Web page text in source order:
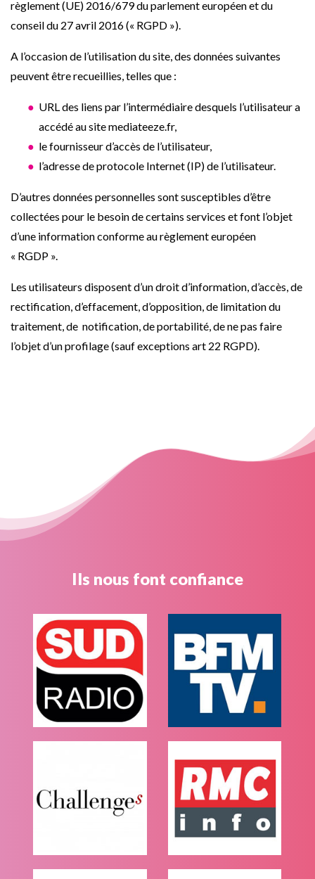
règlement (UE) 2016/679 du parlement européen et du
conseil du 27 avril 2016 (« RGPD »).
A l’occasion de l’utilisation du site, des données suivantes
peuvent être recueillies, telles que :
URL des liens par l’intermédiaire desquels l’utilisateur a
accédé au site mediateeze.fr,
le fournisseur d’accès de l’utilisateur,
l’adresse de protocole Internet (IP) de l’utilisateur.
D’autres données personnelles sont susceptibles d’être
collectées pour le besoin de certains services et font l’objet
d’une information conforme au règlement européen
« RGDP ».
Les utilisateurs disposent d’un droit d’information, d’accès, de
rectification, d’effacement, d’opposition, de limitation du
traitement, de notification, de portabilité, de ne pas faire
l’objet d’un profilage (sauf exceptions art 22 RGPD).
Ils nous font confiance